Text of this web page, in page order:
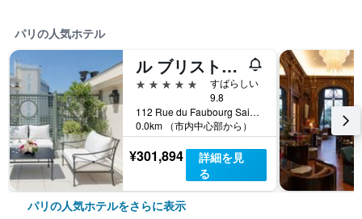
パリの人気ホテル
ル ブリストル パリ - オートケル ホテルズ
5つ星
すばらしい
9.8
112 Rue du Faubourg Saint Honoré, パリ, フランス
0.0km （市内中心部から）
¥301,894
詳細を見
る
パリの人気ホテルをさらに表示